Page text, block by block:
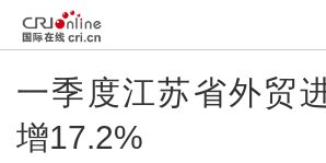
一季度江苏省外贸
增17.2%